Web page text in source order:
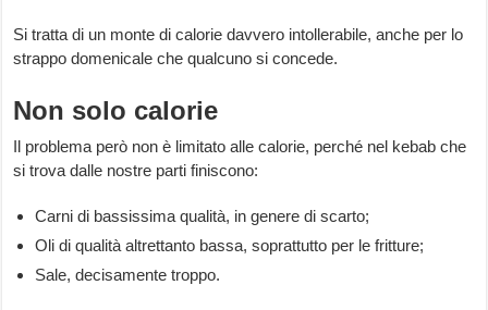
Si tratta di un monte di calorie davvero intollerabile, anche per lo
strappo domenicale che qualcuno si concede.
Non solo calorie
Il problema però non è limitato alle calorie, perché nel kebab che
si trova dalle nostre parti finiscono:
Carni di bassissima qualità, in genere di scarto;
Oli di qualità altrettanto bassa, soprattutto per le fritture;
Sale, decisamente troppo.